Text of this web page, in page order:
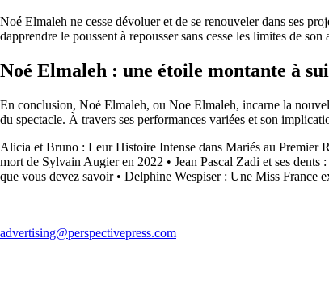
Noé Elmaleh ne cesse dévoluer et de se renouveler dans ses
dapprendre le poussent à repousser sans cesse les limites de
Noé Elmaleh : une étoile montante à
En conclusion, Noé Elmaleh, ou Noe Elmaleh, incarne la
du spectacle. À travers ses performances variées et son
Alicia et Bruno : Leur Histoire Intense dans Mariés au Premier
mort de Sylvain Augier en 2022 • Jean Pascal Zadi et ses
que vous devez savoir• Delphine Wespiser : Une Miss France
advertising@perspectivepress.com